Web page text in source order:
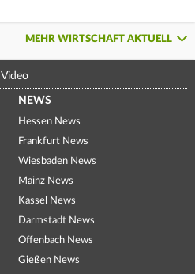
MEHR WIRTSCHAFT AKTUELL
Video
NEWS
Hessen News
Frankfurt News
Wiesbaden News
Mainz News
Kassel News
Darmstadt News
Offenbach News
Gießen News